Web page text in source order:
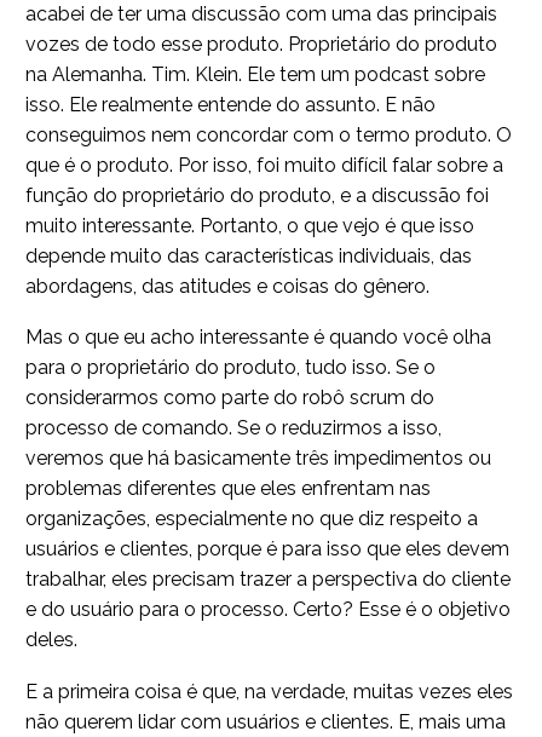
acabei de ter uma discussão com uma das principais
vozes de todo esse produto. Proprietário do produto
na Alemanha. Tim. Klein. Ele tem um podcast sobre
isso. Ele realmente entende do assunto. E não
conseguimos nem concordar com o termo produto. O
que é o produto. Por isso, foi muito difícil falar sobre a
função do proprietário do produto, e a discussão foi
muito interessante. Portanto, o que vejo é que isso
depende muito das características individuais, das
abordagens, das atitudes e coisas do gênero.
Mas o que eu acho interessante é quando você olha
para o proprietário do produto, tudo isso. Se o
considerarmos como parte do robô scrum do
processo de comando. Se o reduzirmos a isso,
veremos que há basicamente três impedimentos ou
problemas diferentes que eles enfrentam nas
organizações, especialmente no que diz respeito a
usuários e clientes, porque é para isso que eles devem
trabalhar, eles precisam trazer a perspectiva do cliente
e do usuário para o processo. Certo? Esse é o objetivo
deles.
E a primeira coisa é que, na verdade, muitas vezes eles
não querem lidar com usuários e clientes. E, mais uma